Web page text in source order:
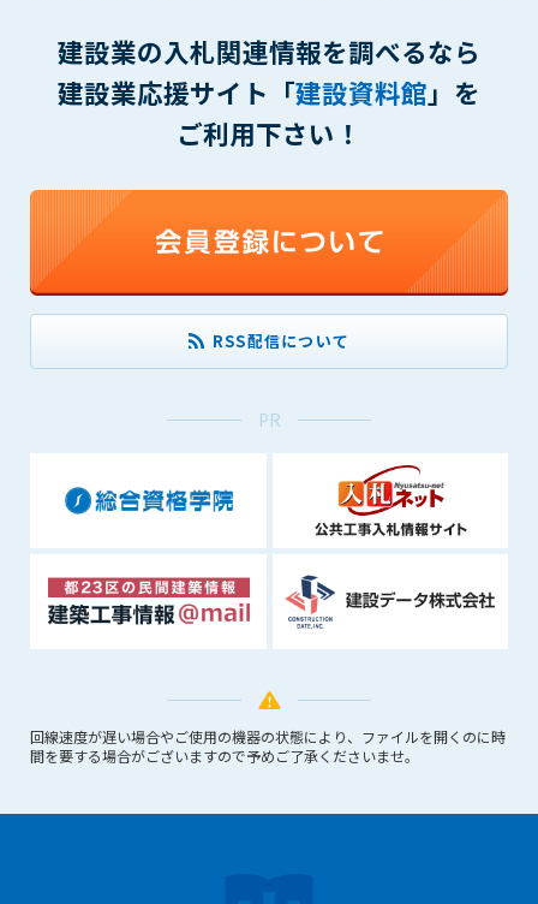
建設業の入札関連情報を調べるなら
建設業応援サイト「建設資料館」を
ご利用下さい！
RSS配信について
PR
回線速度が遅い場合やご使用の機器の状態により、ファイルを開くのに時
間を要する場合がございますので予めご了承くださいませ。
第7条（登録内容の削除）
管理者は、会員が登録した内容が以下に該当する、またはその
恐れのあるものは、会員の承諾なく削除できるものとします。
(1) 登録されている情報が、第6条の定める禁止事項に該当する
(2) 建設資料館の運営および保守管理上、必要と判断した場合
(3) 広告掲載料金の支払が遅延した場合
(4) その他、管理者が不適当と判断した場合
第8条（サービスの変更・中止等）
管理者は、会員の承諾なく、本サービス内容の変更(新規追加、
被った損害について管理者は､一切の責任をも負わないものと
会員の氏名、住所、性別、年齢、メールアドレスその他本サー
ビスの提供に関連して管理者が知り得た会員の個人情報（以下
個人情報といいます）について、管理者は、以下の各号に該当
する場合を除き、第三者に開示または提供しないものとしま
す。
(1) 会員が、自己の個人情報の開示に事前に同意している場合
に必要であると管理者が判断した場合